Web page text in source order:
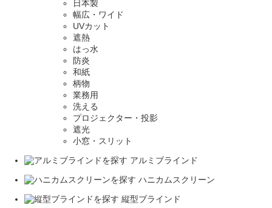
日本製
幅広・ワイド
UVカット
遮熱
はっ水
防炎
和紙
柄物
業務用
洗える
プロジェクター・投影
遮光
小窓・スリット
アルミブラインド
ハニカムスクリーン
縦型ブラインド